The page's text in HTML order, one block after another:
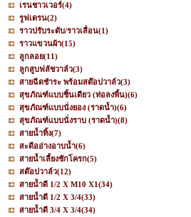
เรนชาวเวอร์(4)
รูฟเดรน(2)
ราวปรับระดับ/ราวเลื่อน(1)
ราวแขวนผ้า(15)
ลูกลอย(11)
ลูกสูบฟลัชวาล์ว(3)
สายฉีดชำระ พร้อมสต๊อปวาล์ว(3)
สุขภัณฑ์แบบชิ้นเดียว (ท่อลงพื้น)(6)
สุขภัณฑ์แบบนั่งยอง (ราดน้ำ)(6)
สุขภัณฑ์แบบนั่งราบ (ราดน้ำ)(8)
สายน้ำทิ้ง(7)
สะดืออ่างอาบน้ำ(6)
สายน้ำเลี้ยงชักโครก(5)
สต๊อปวาล์ว(12)
สายน้ำดี 1/2 X M10 X1(34)
สายน้ำดี 1/2 X 3/4(33)
สายน้ำดี 3/4 X 3/4(34)